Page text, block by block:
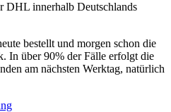
DHL innerhalb Deutschlands
bestellt und morgen schon die
In über 90% der Fälle erfolgt die
am nächsten Werktag, natürlich